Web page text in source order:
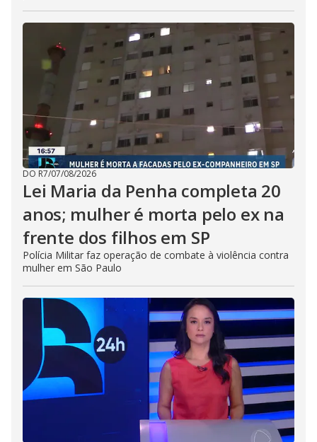
DO R7/07/08/2026
Lei Maria da Penha completa 20
anos; mulher é morta pelo ex na
frente dos filhos em SP
Polícia Militar faz operação de combate à violência contra
mulher em São Paulo